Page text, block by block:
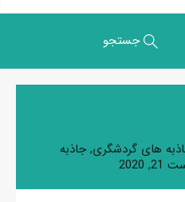
جستجو
های گردشگری,جاذبه
2020